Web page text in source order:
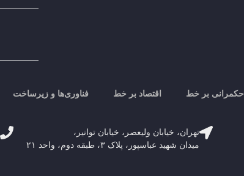
حکمرانی بر خط اقتصاد بر خط فناوری‌ها و زیرساخت
تهران، خیابان ولیعصر، خیابان توانیر،
میدان شهید عباسپور، پلاک ۳، طبقه دوم، واحد ۲۱